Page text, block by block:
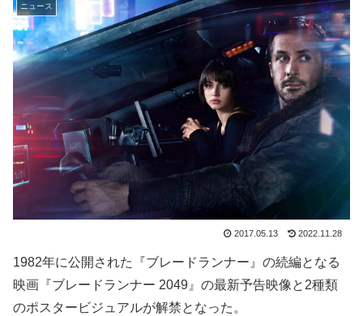
ニュース
2017.05.13 2022.11.28
1982年に公開された『ブレードランナー』の続編となる
映画『ブレードランナー 2049』の最新予告映像と2種類
のポスタービジュアルが解禁となった。